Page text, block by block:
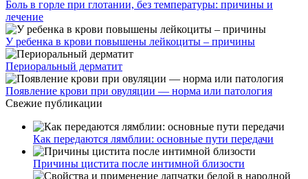
Боль в горле при глотании, без температуры: причины и
лечение
У ребенка в крови повышены лейкоциты – причины
Периоральный дерматит
Появление крови при овуляции — норма или патология
Свежие публикации
Как передаются лямблии: основные пути передачи
Причины цистита после интимной близости